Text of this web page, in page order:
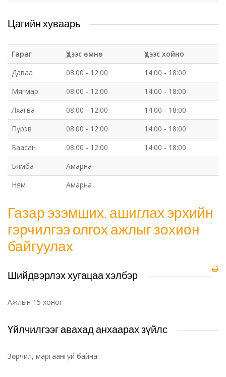
Цагийн хуваарь
Гараг Үдээс өмнө
Үдээс хойно
Даваа
08:00 - 12:00
14:00 - 18:00
Мягмар
08:00 - 12:00
14:00 - 18:00
Лхагва
08:00 - 12:00
14:00 - 18:00
Пүрэв
08:00 - 12:00
14:00 - 18:00
Баасан
08:00 - 12:00
14:00 - 18:00
Бямба
Амарна
Ням
Амарна
Газар эзэмших, ашиглах эрхийн
гэрчилгээ олгох ажлыг зохион
байгуулах
Шийдвэрлэх хугацаа хэлбэр
Ажлын 15 хоног
Үйлчилгээг авахад анхаарах зүйлс
Зөрчил, маргаангүй байна